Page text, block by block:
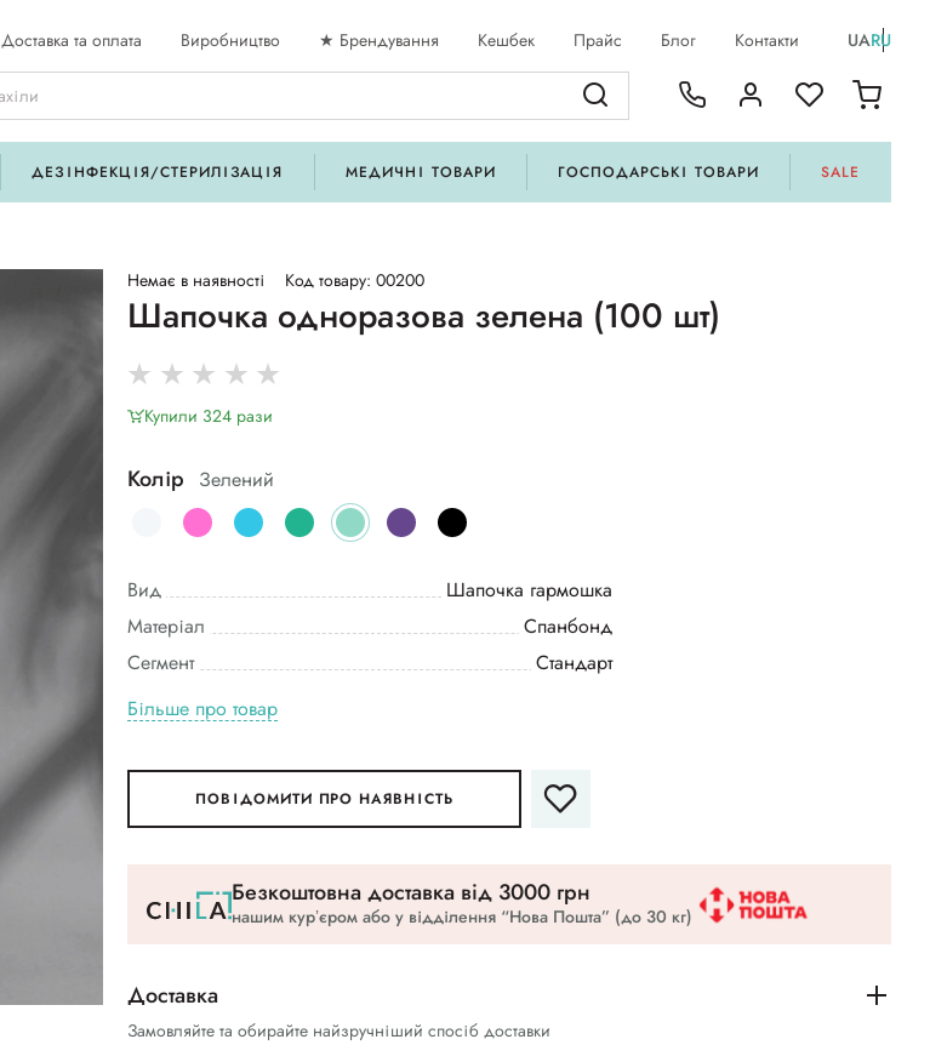
Доставка та оплата Виробництво ★ Брендування Кешбек Прайс Блог Контакти UARU
ДЕЗІНФЕКЦІЯ/СТЕРИЛІЗАЦІЯ МЕДИЧНІ ТОВАРИ ГОСПОДАРСЬКІ ТОВАРИ SALE
Немає в наявності Код товару: 00200
Шапочка одноразова зелена (100 шт)
Купили 324 рази
Колір Зелений
Вид
Шапочка гармошка
Матеріал
Спанбонд
Сегмент
Стандарт
Більше про товар
ПОВІДОМИТИ ПРО НАЯВНІСТЬ
Безкоштовна доставка вiд 3000 грн
нашим курʼєром або у відділення “Нова Пошта” (до 30 кг)
Доставка
Замовляйте та обирайте найзручніший спосіб доставки